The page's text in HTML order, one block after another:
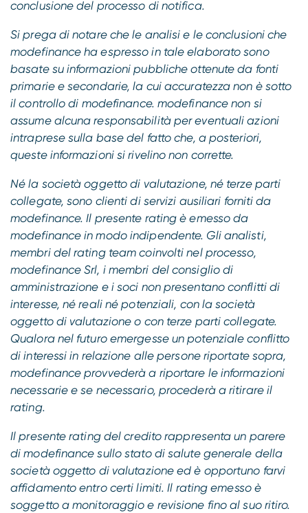
conclusione del processo di notifica.
Si prega di notare che le analisi e le conclusioni che
modefinance ha espresso in tale elaborato sono
basate su informazioni pubbliche ottenute da fonti
primarie e secondarie, la cui accuratezza non è sotto
il controllo di modefinance. modefinance non si
assume alcuna responsabilità per eventuali azioni
intraprese sulla base del fatto che, a posteriori,
queste informazioni si rivelino non corrette.
Né la società oggetto di valutazione, né terze parti
collegate, sono clienti di servizi ausiliari forniti da
modefinance. Il presente rating è emesso da
modefinance in modo indipendente. Gli analisti,
membri del rating team coinvolti nel processo,
modefinance Srl, i membri del consiglio di
amministrazione e i soci non presentano conflitti di
interesse, né reali né potenziali, con la società
oggetto di valutazione o con terze parti collegate.
Qualora nel futuro emergesse un potenziale conflitto
di interessi in relazione alle persone riportate sopra,
modefinance provvederà a riportare le informazioni
necessarie e se necessario, procederà a ritirare il
rating.
Il presente rating del credito rappresenta un parere
di modefinance sullo stato di salute generale della
società oggetto di valutazione ed è opportuno farvi
affidamento entro certi limiti. Il rating emesso è
soggetto a monitoraggio e revisione fino al suo ritiro.